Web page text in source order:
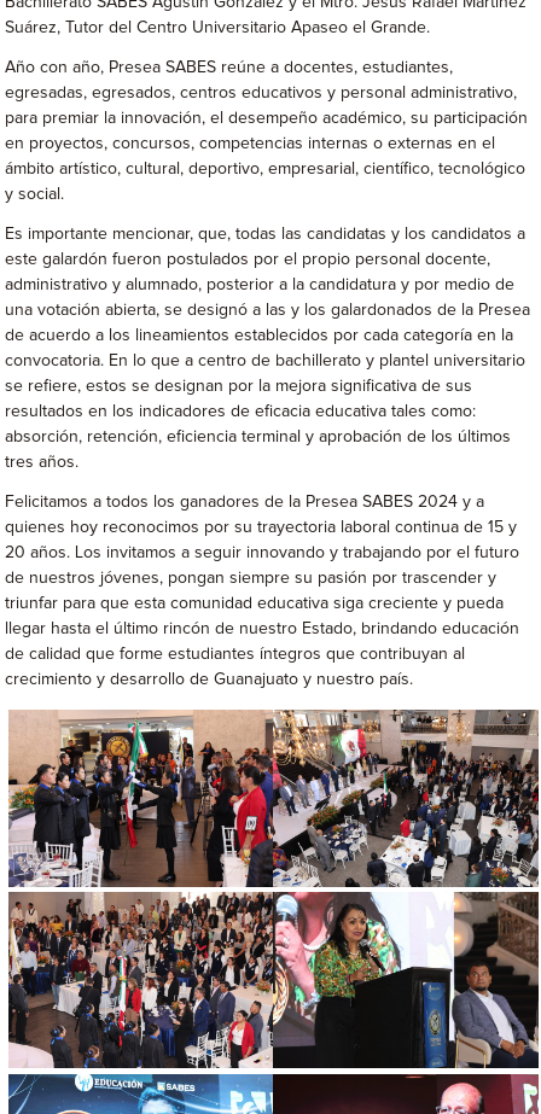
Suárez, Tutor del Centro Universitario Apaseo el Grande.
Año con año, Presea SABES reúne a docentes, estudiantes,
egresadas, egresados, centros educativos y personal administrativo,
para premiar la innovación, el desempeño académico, su participación
en proyectos, concursos, competencias internas o externas en el
ámbito artístico, cultural, deportivo, empresarial, científico, tecnológico
y social.
Es importante mencionar, que, todas las candidatas y los candidatos a
este galardón fueron postulados por el propio personal docente,
administrativo y alumnado, posterior a la candidatura y por medio de
una votación abierta, se designó a las y los galardonados de la Presea
de acuerdo a los lineamientos establecidos por cada categoría en la
convocatoria. En lo que a centro de bachillerato y plantel universitario
se refiere, estos se designan por la mejora significativa de sus
resultados en los indicadores de eficacia educativa tales como:
absorción, retención, eficiencia terminal y aprobación de los últimos
tres años.
Felicitamos a todos los ganadores de la Presea SABES 2024 y a
quienes hoy reconocimos por su trayectoria laboral continua de 15 y
20 años. Los invitamos a seguir innovando y trabajando por el futuro
de nuestros jóvenes, pongan siempre su pasión por trascender y
triunfar para que esta comunidad educativa siga creciente y pueda
llegar hasta el último rincón de nuestro Estado, brindando educación
de calidad que forme estudiantes íntegros que contribuyan al
crecimiento y desarrollo de Guanajuato y nuestro país.